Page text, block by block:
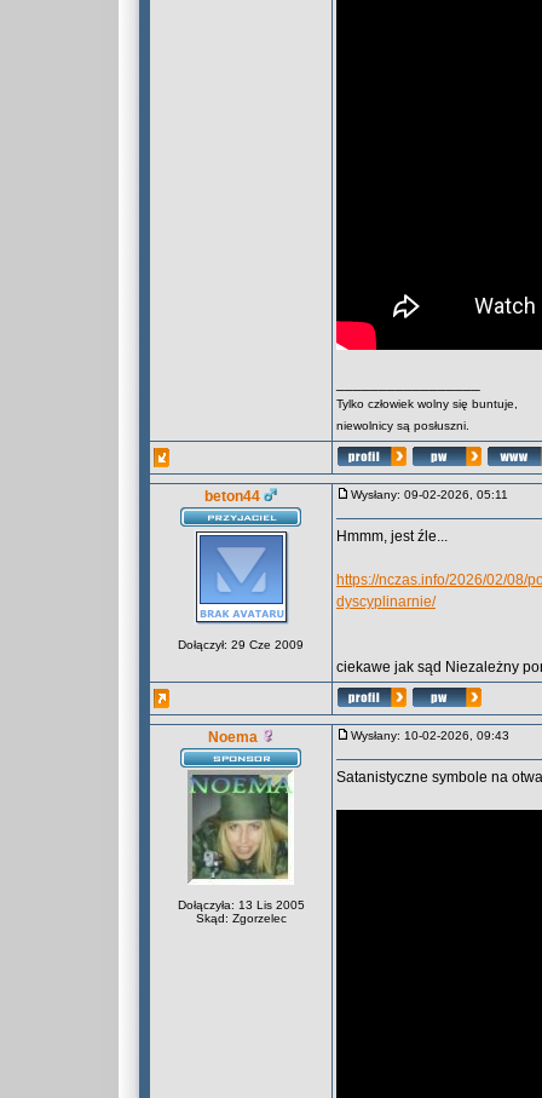
Tylko człowiek wolny się buntuje,
niewolnicy są posłuszni.
beton44
Dołączył: 29 Cze 2009
Wysłany: 09-02-2026, 05:11
Hmmm, jest źle...
https://nczas.info/2026/02/08/
dyscyplinarnie/
ciekawe jak sąd Niezależny
Noema
Dołączyła: 13 Lis 2005
Skąd: Zgorzelec
Wysłany: 10-02-2026, 09:43
Satanistyczne symbole na